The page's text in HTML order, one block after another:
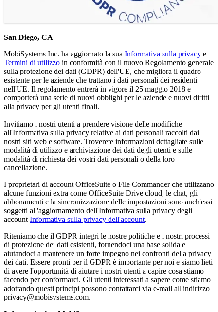
San Diego, CA
MobiSystems Inc. ha aggiornato la sua Informativa sulla privacy e
Termini di utilizzo in conformità con il nuovo Regolamento generale
sulla protezione dei dati (GDPR) dell'UE, che migliora il quadro
esistente per le aziende che trattano i dati personali dei residenti
nell'UE. Il regolamento entrerà in vigore il 25 maggio 2018 e
comporterà una serie di nuovi obblighi per le aziende e nuovi diritti
alla privacy per gli utenti finali.
Invitiamo i nostri utenti a prendere visione delle modifiche
all'Informativa sulla privacy relative ai dati personali raccolti dai
nostri siti web e software. Troverete informazioni dettagliate sulle
modalità di utilizzo e archiviazione dei dati degli utenti e sulle
modalità di richiesta dei vostri dati personali o della loro
cancellazione.
I proprietari di account OfficeSuite o File Commander che utilizzano
alcune funzioni extra come OfficeSuite Drive cloud, le chat, gli
abbonamenti e la sincronizzazione delle impostazioni sono anch'essi
soggetti all'aggiornamento dell'Informativa sulla privacy degli
account Informativa sulla privacy dell'account.
Riteniamo che il GDPR integri le nostre politiche e i nostri processi
di protezione dei dati esistenti, fornendoci una base solida e
aiutandoci a mantenere un forte impegno nei confronti della privacy
dei dati. Essere pronti per il GDPR è importante per noi e siamo lieti
di avere l'opportunità di aiutare i nostri utenti a capire cosa stiamo
facendo per conformarci. Gli utenti interessati a sapere come stiamo
adottando questi principi possono contattarci via e-mail all'indirizzo
privacy@mobisystems.com.